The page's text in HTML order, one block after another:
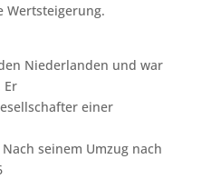
Wertsteigerung.
Niederlanden und war
Er
einer
seinem Umzug nach